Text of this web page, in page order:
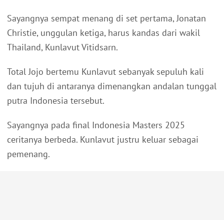
Sayangnya sempat menang di set pertama, Jonatan
Christie, unggulan ketiga, harus kandas dari wakil
Thailand, Kunlavut Vitidsarn.
Total Jojo bertemu Kunlavut sebanyak sepuluh kali
dan tujuh di antaranya dimenangkan andalan tunggal
putra Indonesia tersebut.
Sayangnya pada final Indonesia Masters 2025
ceritanya berbeda. Kunlavut justru keluar sebagai
pemenang.